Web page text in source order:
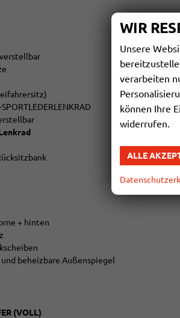
+ hinten
beheizbare Außenspiegel
(VOLL)
WIR
Unsere
verarbeiten
können Ihre
widerrufen.
ALLE